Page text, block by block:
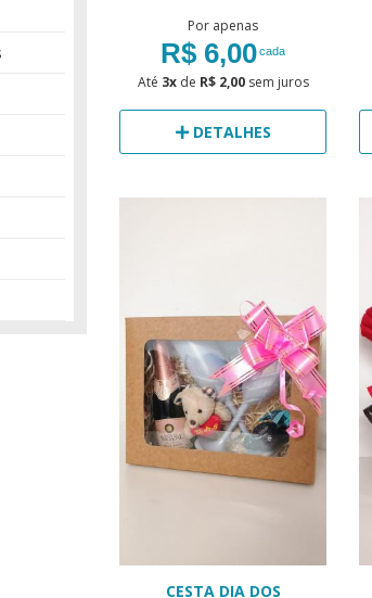
Por apenas
R$ 6,00cada
Até 3xde R$ 2,00sem juros
DETALHES
CESTA DIA DOS